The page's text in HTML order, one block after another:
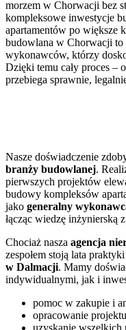
morzem w Chorwacji bez
kompleksowe inwestycje
apartamentów po większe
budowlana w Chorwacji to
wykonawców, którzy
Dzięki temu cały proces –
przebiega sprawnie,
Nasze doświadczenie
branży budowlanej.
pierwszych projektów
budowy kompleksów
jako generalny
łącząc wiedzę inżynierską
Chociaż nasza agencja
zespołem stoją lata
w Dalmacji. Mamy
indywidualnymi, jak i
pomoc w zakupie i
opracowanie
uzyskanie